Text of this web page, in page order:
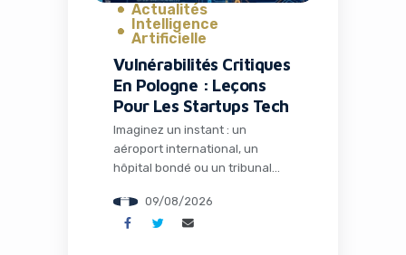
Actualités
Intelligence
Artificielle
Vulnérabilités Critiques
En Pologne : Leçons
Pour Les Startups Tech
Imaginez un instant : un
aéroport international, un
hôpital bondé ou un tribunal
tous potentiellement
accessibles via une simple faille
09/08/2026